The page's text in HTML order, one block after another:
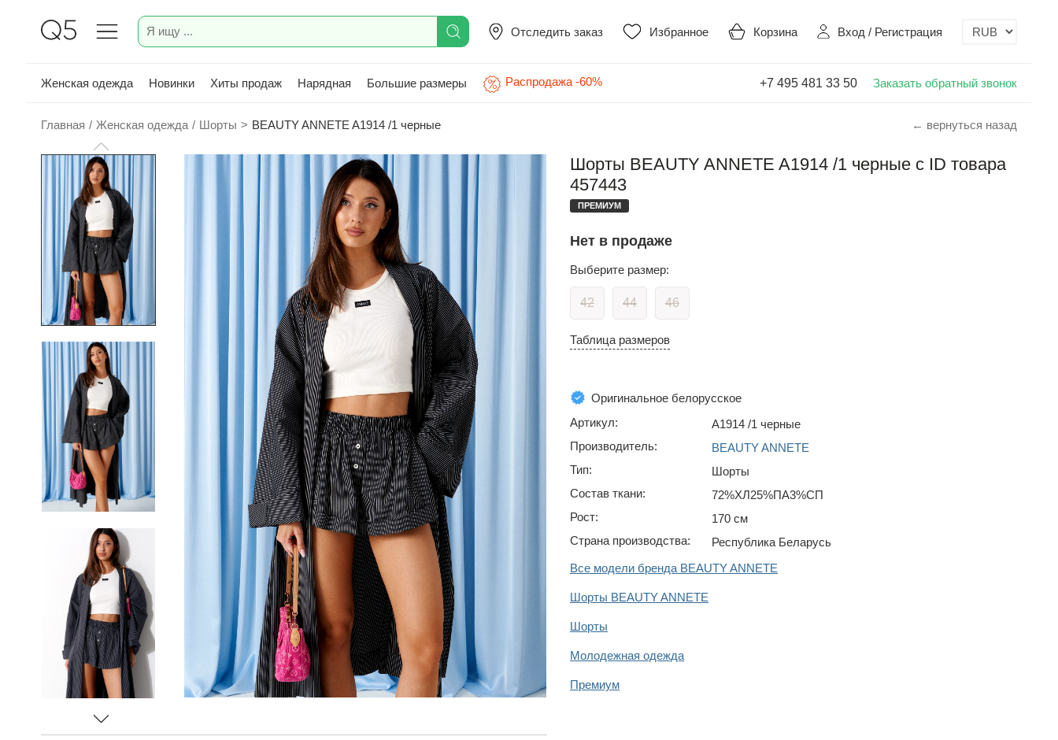
Отследить заказ Избранное Корзина Вход / Регистрация
Женская одежда Новинки Хиты продаж Нарядная Большие размеры Распродажа -60% +7 495 481 33 50 Заказать обратный звонок
Главная / Женская одежда / Шорты > BEAUTY ANNETE A1914 /1 черные ← вернуться назад
Шорты BEAUTY ANNETE A1914 /1 черные с ID товара
457443
ПРЕМИУМ
Нет в продаже
Выберите размер:
42 44 46
Таблица размеров
Оригинальное белорусское
Артикул:
A1914 /1 черные
Производитель:
BEAUTY ANNETE
Тип:
Шорты
Состав ткани:
72%ХЛ25%ПА3%СП
Рост:
170 см
Страна производства:
Республика Беларусь
Все модели бренда BEAUTY ANNETE
Шорты BEAUTY ANNETE
Шорты
Молодежная одежда
Премиум